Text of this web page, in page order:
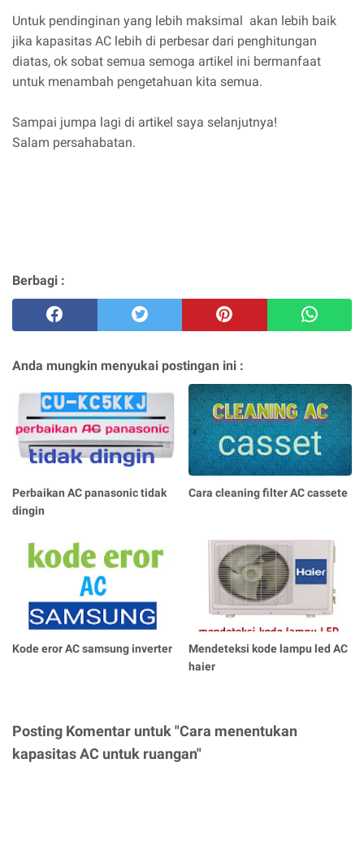
Untuk pendinginan yang lebih maksimal akan lebih baik
jika kapasitas AC lebih di perbesar dari penghitungan
diatas, ok sobat semua semoga artikel ini bermanfaat
untuk menambah pengetahuan kita semua.
Sampai jumpa lagi di artikel saya selanjutnya!
Salam persahabatan.
Berbagi :
Anda mungkin menyukai postingan ini :
Perbaikan AC panasonic tidak
dingin
Cara cleaning filter AC cassete
Kode eror AC samsung inverter
Mendeteksi kode lampu led AC
haier
Posting Komentar untuk "Cara menentukan
kapasitas AC untuk ruangan"